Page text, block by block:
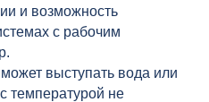
и возможность
с рабочим
выступать вода или
температурой не